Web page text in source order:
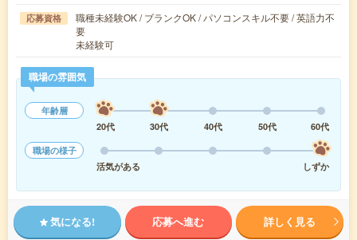
応募資格
職種未経験OK / ブランクOK / パソコンスキル不要 / 英語力不
要
未経験可
職場の雰囲気
年齢層
20代
30代 40代 50代
60代
職場の様子
活気がある
しずか
気になる! 応募へ進む 詳しく見る